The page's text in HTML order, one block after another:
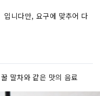
입니다만, 요구에 맞추어 다
말차와 같은 맛의 음료